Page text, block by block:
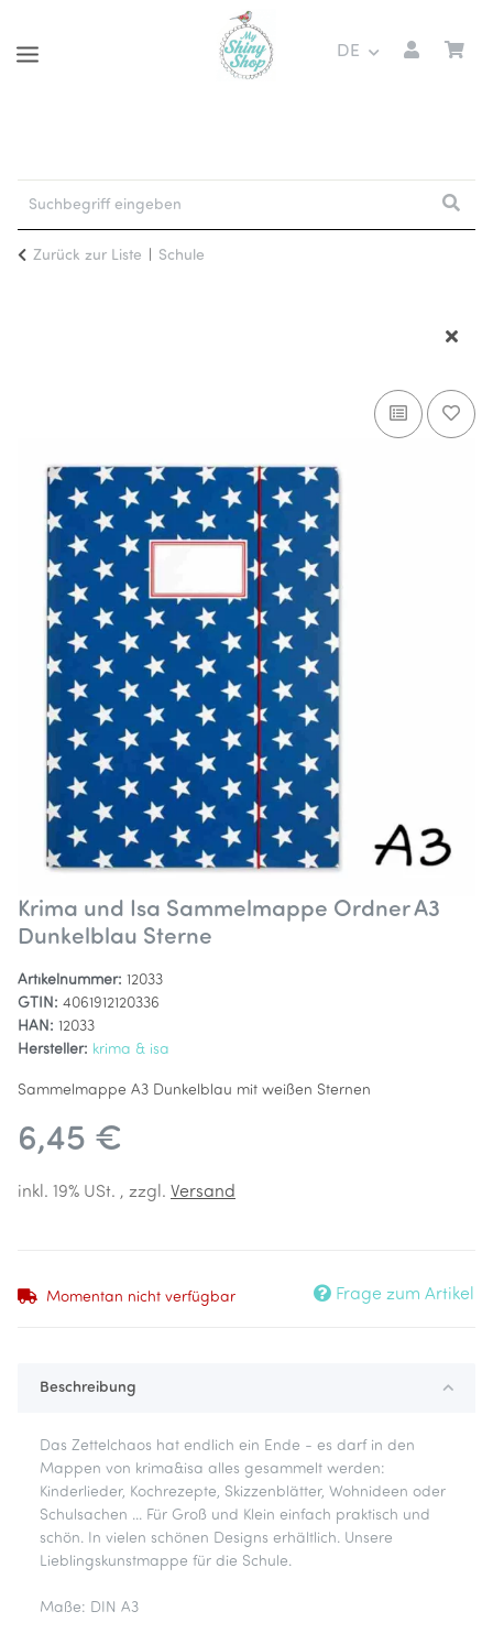
DE
Zurück zur Liste Schule
Krima und Isa Sammelmappe Ordner A3
Dunkelblau Sterne
Artikelnummer: 12033
GTIN: 4061912120336
HAN: 12033
Hersteller: krima & isa
Sammelmappe A3 Dunkelblau mit weißen Sternen
6,45 €
inkl. 19% USt. , zzgl. Versand
Momentan nicht verfügbar Frage zum Artikel
Beschreibung
Das Zettelchaos hat endlich ein Ende - es darf in den
Mappen von krima&isa alles gesammelt werden:
Kinderlieder, Kochrezepte, Skizzenblätter, Wohnideen oder
Schulsachen ... Für Groß und Klein einfach praktisch und
schön. In vielen schönen Designs erhältlich. Unsere
Lieblingskunstmappe für die Schule.
Maße: DIN A3